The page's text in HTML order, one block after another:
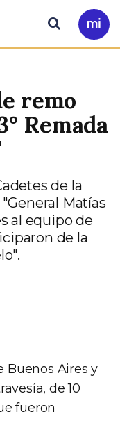
Ir
a
Buscar
remo
Remada
de la
Matías
al equipo de
de la
Buenos Aires y
de 10
fueron